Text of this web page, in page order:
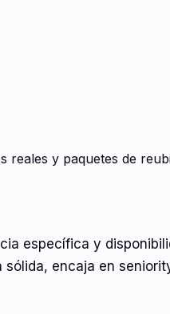
reales y paquetes de
específica y
sólida, encaja en